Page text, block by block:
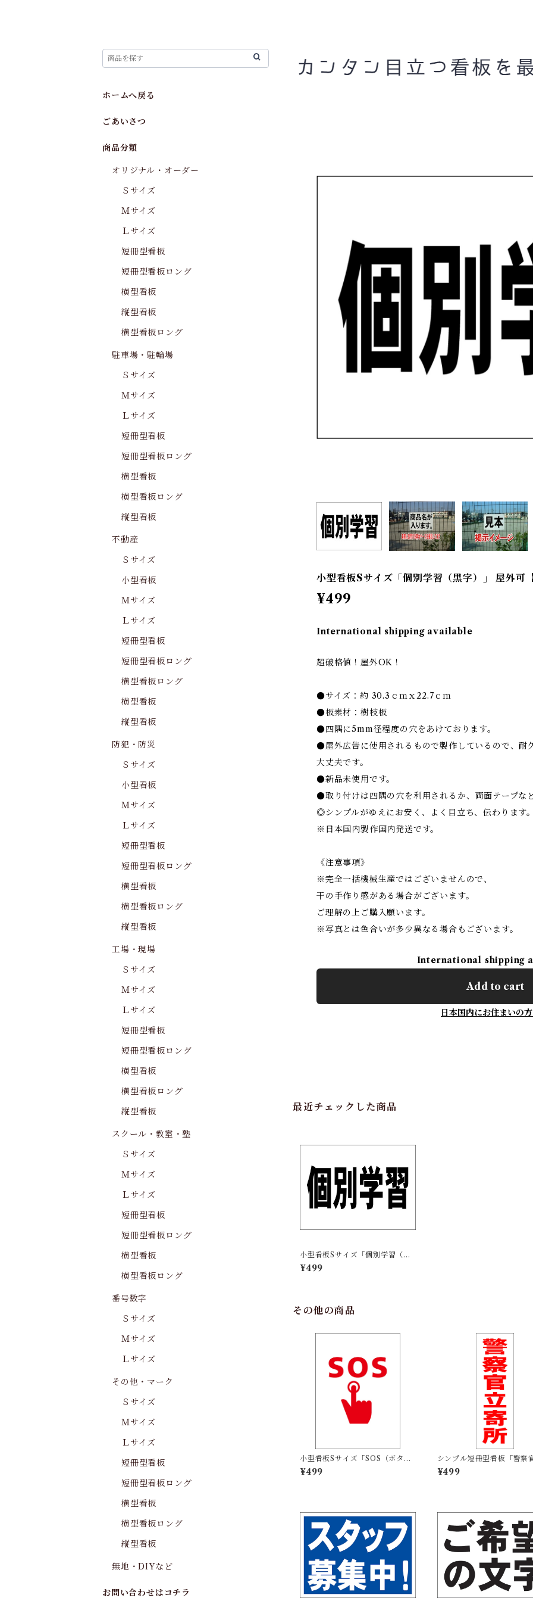
小型看板Sサイズ「個別学習（黒字）」 屋外可
¥499
International shipping available
超破格値！屋外OK！
●サイズ：約 30.3ｃｍｘ22.7ｃｍ
●板素材：樹枝板
●四隅に5mm径程度の穴をあけております。
●屋外広告に使用されるもので製作しているので、耐
大丈夫です。
●新品未使用です。
●取り付けは四隅の穴を利用されるか、両面テープな
◎シンプルがゆえにお安く、よく目立ち、伝わります。
※日本国内製作国内発送です。
《注意事項》
※完全一括機械生産ではございませんので、
干の手作り感がある場合がございます。
ご理解の上ご購入願います。
※写真とは色合いが多少異なる場合もございます。
International shipping
Add to cart
日本国内にお住まいの
最近チェックした商品
小型看板Sサイズ「個別学習（黒
字）」 屋外可【スクール・教
室・塾】
¥499
その他の商品
小型看板Sサイズ「SOS（ボタ
ン）マーク（赤）」 屋外可【そ
の他・マーク】
¥499
シンプル短冊型看板「警察
所（赤）」【防犯・防災】
¥499
ホームへ戻る
ごあいさつ
商品分類
オリジナル・オーダー
Ｓサイズ
Ｍサイズ
Ｌサイズ
短冊型看板
短冊型看板ロング
横型看板
縦型看板
横型看板ロング
駐車場・駐輪場
Ｓサイズ
Ｍサイズ
Ｌサイズ
短冊型看板
短冊型看板ロング
横型看板
横型看板ロング
縦型看板
不動産
Ｓサイズ
小型看板
Ｍサイズ
Ｌサイズ
短冊型看板
短冊型看板ロング
横型看板ロング
横型看板
縦型看板
防犯・防災
Ｓサイズ
小型看板
Ｍサイズ
Ｌサイズ
短冊型看板
短冊型看板ロング
横型看板
横型看板ロング
縦型看板
工場・現場
Ｓサイズ
Ｍサイズ
Ｌサイズ
短冊型看板
短冊型看板ロング
横型看板
横型看板ロング
縦型看板
スクール・教室・塾
Ｓサイズ
Ｍサイズ
Ｌサイズ
短冊型看板
短冊型看板ロング
横型看板
横型看板ロング
番号数字
Ｓサイズ
Ｍサイズ
Ｌサイズ
その他・マーク
Ｓサイズ
Ｍサイズ
Ｌサイズ
短冊型看板
短冊型看板ロング
横型看板
横型看板ロング
縦型看板
無地・DIYなど
お問い合わせはコチラ